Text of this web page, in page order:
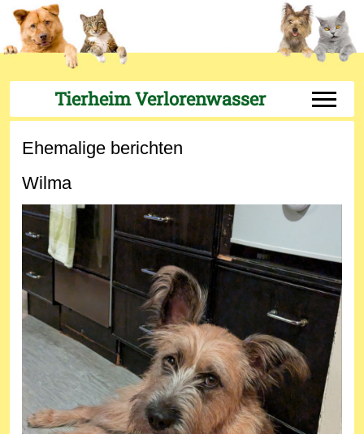
Tierheim Verlorenwasser Off-
Ehemalige berichten
Wilma